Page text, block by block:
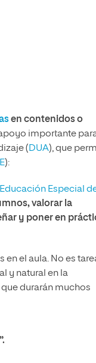
en contenidos o
importante
( DUA), que
):
Especial
valorar la
y poner en
en el aula. No es
y natural en la
durarán muchos